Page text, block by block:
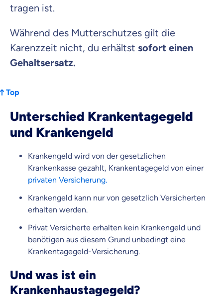
tragen ist.
Während des Mutterschutzes gilt die
Karenzzeit nicht, du erhältst sofort einen
Gehaltsersatz.
Top
Unterschied Krankentagegeld
und Krankengeld
Krankengeld wird von der gesetzlichen
Krankenkasse gezahlt, Krankentagegeld von einer
privaten Versicherung.
Krankengeld kann nur von gesetzlich Versicherten
erhalten werden.
Privat Versicherte erhalten kein Krankengeld und
benötigen aus diesem Grund unbedingt eine
Krankentagegeld-Versicherung.
Und was ist ein
Krankenhaustagegeld?